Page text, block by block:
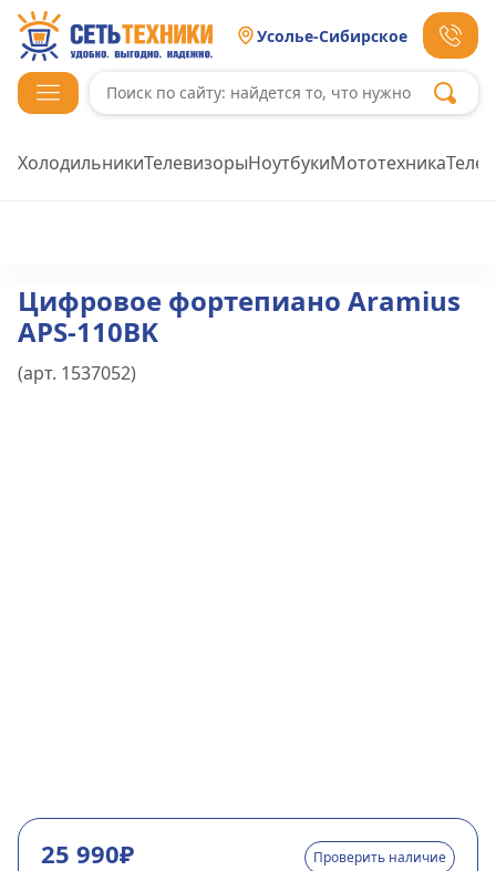
Усолье-Сибирское
ХолодильникиТелевизорыНоутбукиМототехника
Цифровое фортепиано Aramius
APS-110BK
(арт. 1537052)
25 990₽ Проверить наличие